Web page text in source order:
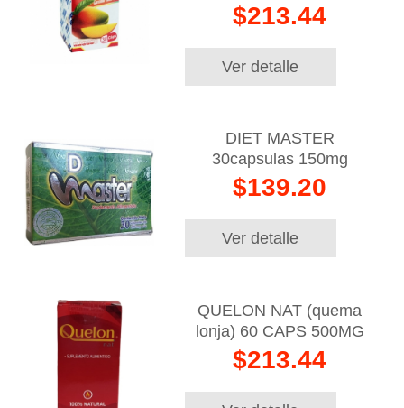
$213.44
Ver detalle
DIET MASTER
30capsulas 150mg
$139.20
Ver detalle
QUELON NAT (quema
lonja) 60 CAPS 500MG
$213.44